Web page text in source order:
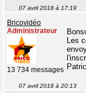
07 avril 2018 à 17:19
Bricovidéo
Administrateur
13 734 messages
Les
07 avril 2018 à 20:13